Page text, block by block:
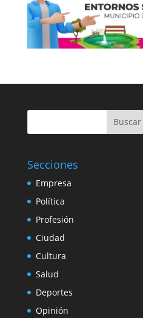
Buscar
Secciones
Empresa
Política
Profesión
Ciudad
Cultura
Salud
Deportes
Opinión